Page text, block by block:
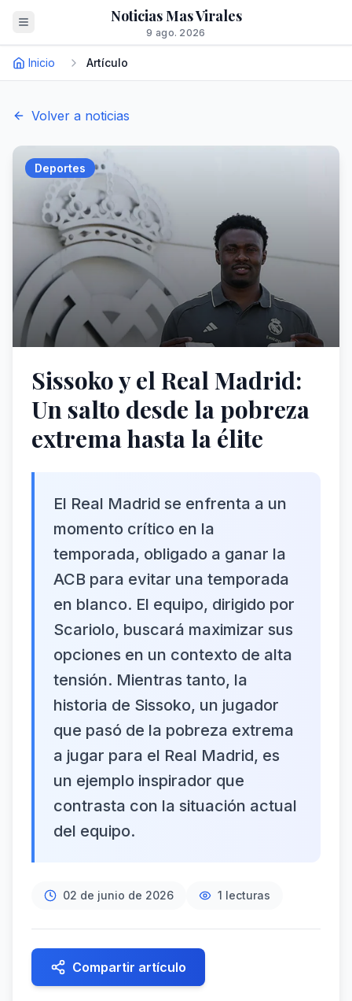
Noticias Mas Virales
9 ago. 2026
Inicio Artículo
Volver a noticias
Deportes
Sissoko y el Real Madrid:
Un salto desde la pobreza
extrema hasta la élite
El Real Madrid se enfrenta a un
momento crítico en la
temporada, obligado a ganar la
ACB para evitar una temporada
en blanco. El equipo, dirigido por
Scariolo, buscará maximizar sus
opciones en un contexto de alta
tensión. Mientras tanto, la
historia de Sissoko, un jugador
que pasó de la pobreza extrema
a jugar para el Real Madrid, es
un ejemplo inspirador que
contrasta con la situación actual
del equipo.
02 de junio de 2026 1 lecturas
Compartir artículo